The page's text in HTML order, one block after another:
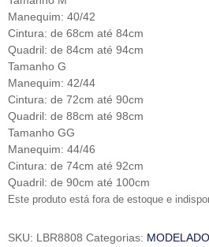
Manequim: 40/42
Cintura: de 68cm até 84cm
Quadril: de 84cm até 94cm
Tamanho G
Manequim: 42/44
Cintura: de 72cm até 90cm
Quadril: de 88cm até 98cm
Tamanho GG
Manequim: 44/46
Cintura: de 74cm até 92cm
Quadril: de 90cm até 100cm
Este produto está fora de estoque e
SKU: LBR8808 Categorias: